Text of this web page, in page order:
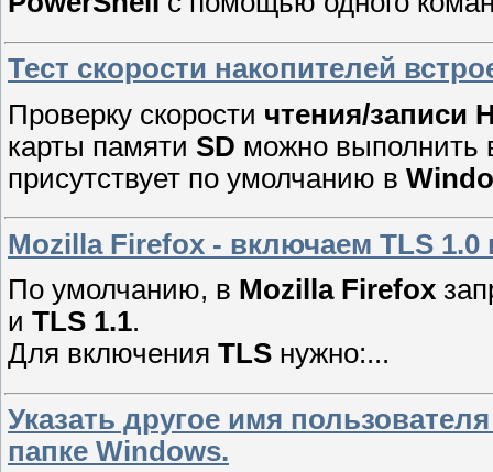
Тест скорости накопителей
Проверку скорости чтения/записи
карты памяти SD можно выполнить
присутствует по умолчанию в
Mozilla Firefox - включаем TLS 1.0
По умолчанию, в Mozilla Firefox
и TLS 1.1.
Для включения TLS нужно:...
Указать другое имя
папке Windows.